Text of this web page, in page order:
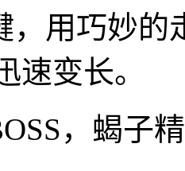
，用巧妙
速变长。
，蝎子